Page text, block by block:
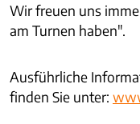
Wir freuen uns
am Turnen haben".
Ausführliche
finden Sie unter: